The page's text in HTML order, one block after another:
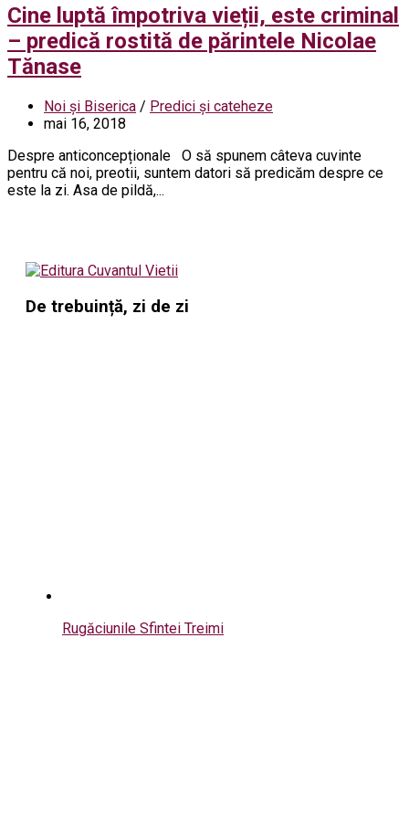
Cine luptă împotriva vieții, este criminal
– predică rostită de părintele Nicolae
Tănase
Noi și Biserica / Predici și cateheze
mai 16, 2018
Despre anticoncepționale O să spunem câteva cuvinte
pentru că noi, preotii, suntem datori să predicăm despre ce
este la zi. Asa de pildă,...
De trebuință, zi de zi
Rugăciunile Sfintei Treimi